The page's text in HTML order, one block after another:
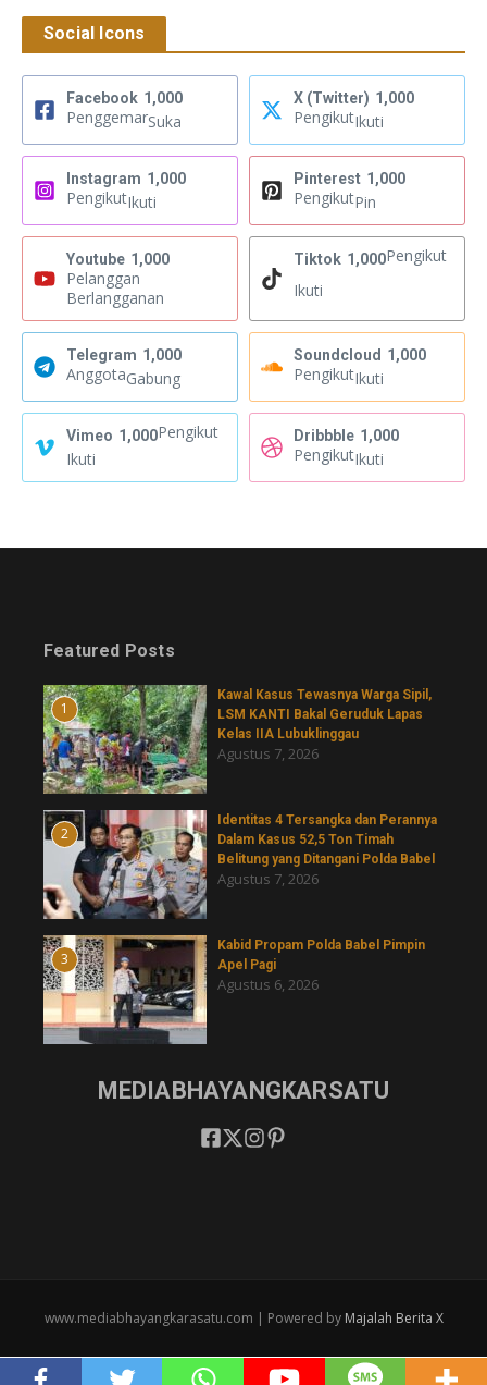
Social Icons
Facebook 1,000
PenggemarSuka
X (Twitter) 1,000
PengikutIkuti
Instagram 1,000
PengikutIkuti
Pinterest 1,000
PengikutPin
Youtube 1,000
Pelanggan
Berlangganan
Tiktok 1,000Pengikut
Ikuti
Telegram 1,000
AnggotaGabung
Soundcloud 1,000
PengikutIkuti
Vimeo 1,000Pengikut
Ikuti
Dribbble 1,000
PengikutIkuti
Featured Posts
1
Kawal Kasus Tewasnya Warga Sipil,
LSM KANTI Bakal Geruduk Lapas
Kelas IIA Lubuklinggau
Agustus 7, 2026
2
Identitas 4 Tersangka dan Perannya
Dalam Kasus 52,5 Ton Timah
Belitung yang Ditangani Polda Babel
Agustus 7, 2026
3
Kabid Propam Polda Babel Pimpin
Apel Pagi
Agustus 6, 2026
MEDIABHAYANGKARSATU
www.mediabhayangkarasatu.com | Powered by Majalah Berita X